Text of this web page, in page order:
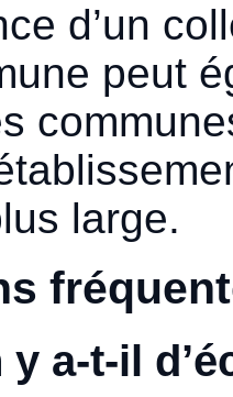
d’un
peut
large.
a-t-il